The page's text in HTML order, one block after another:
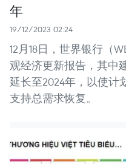
年
19/12/2023 02:24
12月18日，世界银行（
观经济更新报告，其中
延长至2024年，以使计
支持总需求恢复。